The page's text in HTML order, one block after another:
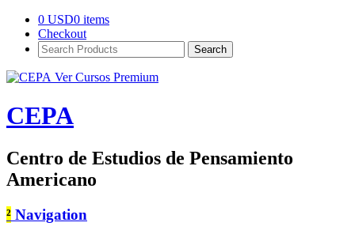
0 USD0 items
Checkout
Search
Products:
Ver Cursos Premium
CEPA
Centro de Estudios de Pensamiento
Americano
² Navigation